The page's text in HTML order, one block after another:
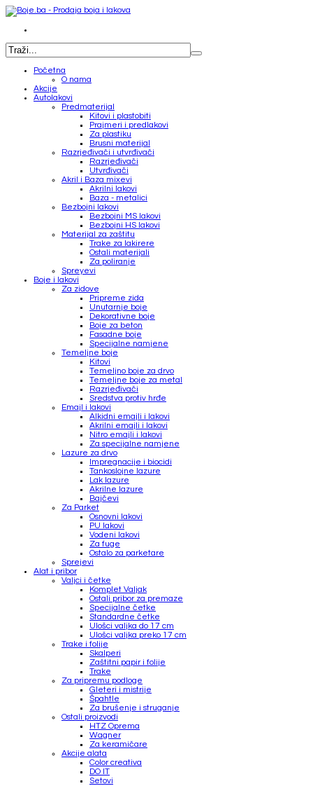
Početna
O nama
Akcije
Autolakovi
Predmaterijal
Kitovi i plastobiti
Prajmeri i predlakovi
Za plastiku
Brusni materijal
Razrjeđivači i utvrđivači
Razrjeđivači
Utvrđivači
Akril i Baza mixevi
Akrilni lakovi
Baza - metalici
Bezbojni lakovi
Bezbojni MS lakovi
Bezbojni HS lakovi
Materijal za zaštitu
Trake za lakirere
Ostali materijali
Za poliranje
Spreyevi
Boje i lakovi
Za zidove
Pripreme zida
Unutarnje boje
Dekorativne boje
Boje za beton
Fasadne boje
Specijalne namjene
Temeljne boje
Kitovi
Temeljno boje za drvo
Temeljne boje za metal
Razrjeđivači
Sredstva protiv hrđe
Emajl i lakovi
Alkidni emajli i lakovi
Akrilni emajli i lakovi
Nitro emajli i lakovi
Za specijalne namjene
Lazure za drvo
Impregnacije i biocidi
Tankoslojne lazure
Lak lazure
Akrilne lazure
Bajčevi
Za Parket
Osnovni lakovi
PU lakovi
Vodeni lakovi
Za fuge
Ostalo za parketare
Sprejevi
Alat i pribor
Valjci i četke
Komplet Valjak
Ostali pribor za premaze
Specijalne četke
Standardne četke
Ulošci valjka do 17 cm
Ulošci valjka preko 17 cm
Trake i folije
Skalperi
Zaštitni papir i folije
Trake
Za pripremu podloge
Gleteri i mistrije
Špahtle
Za brušenje i struganje
Ostali proizvodi
HTZ Oprema
Wagner
Za keramičare
Akcije alata
Color creativa
DO IT
Setovi